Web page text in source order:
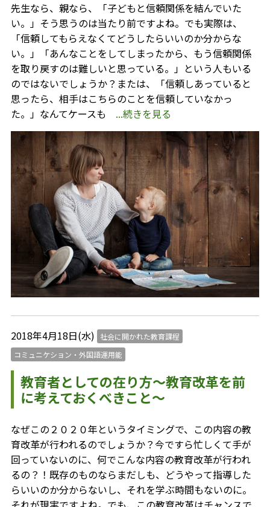
先生なら、親なら、「子どもと信頼関係を結んでいた
い。」そう思うのは当たり前ですよね。でも実際は、
「信頼してもらえなくてどうしたらいいのか分からな
い。」「あんなことをしてしまったから、もう信頼関係
を取り戻すのは難しいと思っている。」という人もいる
のではないでしょうか？または、「信頼しあっていると
思ったら、相手はこちらのことを信頼していなかっ
た。」なんてケースも ...続きを見る
2018年4月18日(水)
社会に開かれた教育課程
コミュニケション・外国語運用能
教育者としての在り方～教育改革を前
に考えておくべきこと～
なぜこの２０２０年というタイミングで、この内容の教
育改革が行われるのでしょうか？今ですら忙しくて手が
回っていないのに、何でこんな内容の教育改革が行われ
るの？！既存のものならまだしも、どうやって指導した
らいいのか分からないし、それを学ぶ時間もないのに。